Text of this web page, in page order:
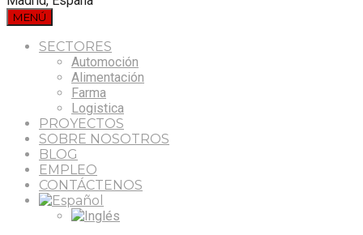
MENÚ
SECTORES
Automoción
Alimentación
Farma
Logistica
PROYECTOS
SOBRE NOSOTROS
BLOG
EMPLEO
CONTÁCTENOS